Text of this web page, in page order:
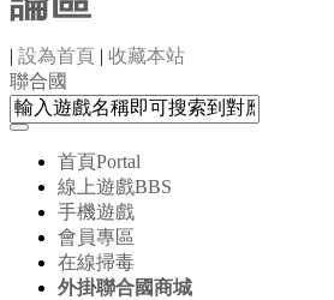
| 設為首頁 | 收藏本站
聯合國
首頁Portal
線上遊戲BBS
手機遊戲
會員專區
在線掃毒
外掛聯合國商城